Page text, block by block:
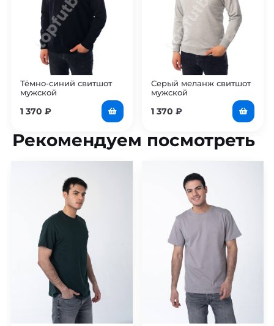
Тёмно-синий свитшот
мужской
1 370 ₽
Серый меланж свитшот
мужской
1 370 ₽
Рекомендуем посмотреть